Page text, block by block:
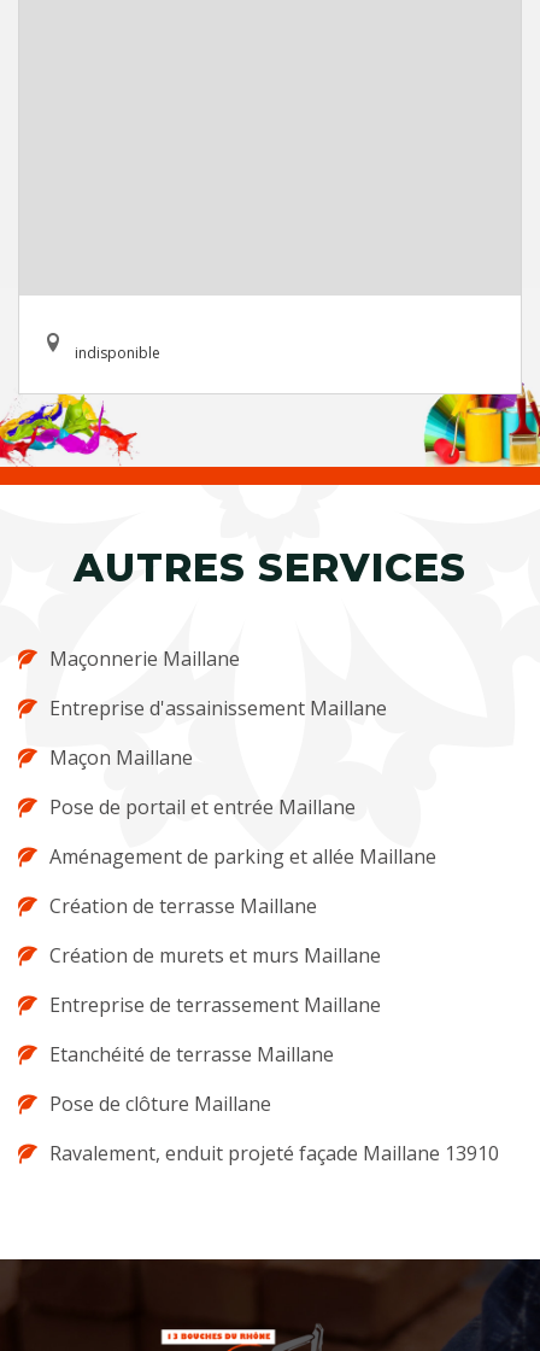
indisponible
AUTRES SERVICES
Maçonnerie Maillane
Entreprise d'assainissement Maillane
Maçon Maillane
Pose de portail et entrée Maillane
Aménagement de parking et allée Maillane
Création de terrasse Maillane
Création de murets et murs Maillane
Entreprise de terrassement Maillane
Etanchéité de terrasse Maillane
Pose de clôture Maillane
Ravalement, enduit projeté façade Maillane 13910